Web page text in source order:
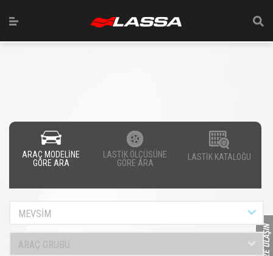
ARAÇ MODELİNE
GÖRE ARA
LASTİK ÖLÇÜSÜNE
GÖRE ARA
LASTİK KATALOĞU
MEVSİM
ARAÇ GRUBU